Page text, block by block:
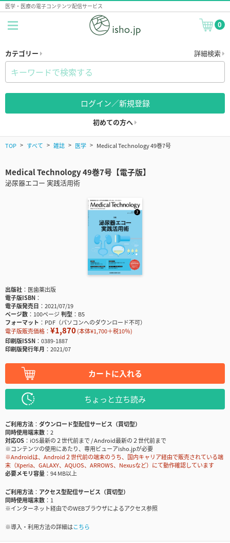
医学・医療の電子コンテンツ配信サービス
0
カテゴリー 詳細検索
ログイン／新規登録
初めての方へ
TOP すべて 雑誌 医学 Medical Technology 49巻7号
Medical Technology 49巻7号【電子版】
泌尿器エコー 実践活用術
出版社
医歯薬出版
電子版ISBN
電子版発売日
2021/07/19
ページ数
100ページ判型
B5
フォーマット
PDF（パソコンへのダウンロード不可）
電子版販売価格： ¥1,870(本体¥1,700＋税10％)
印刷版ISSN
0389-1887
印刷版発行年月
2021/07
カートに入れる
ちょっと立ち読み
ご利用方法
ダウンロード型配信サービス（買切型）
同時使用端末数
2
対応OS
iOS最新の２世代前まで / Android最新の２世代前まで
※コンテンツの使用にあたり、専用ビューアisho.jpが必要
※Androidは、Android２世代前の端末のうち、国内キャリア経由で販売されている端
末（Xperia、GALAXY、AQUOS、ARROWS、Nexusなど）にて動作確認しています
必要メモリ容量
94 MB以上
ご利用方法
アクセス型配信サービス（買切型）
同時使用端末数
1
※インターネット経由でのWEBブラウザによるアクセス参照
※導入・利用方法の詳細はこちら